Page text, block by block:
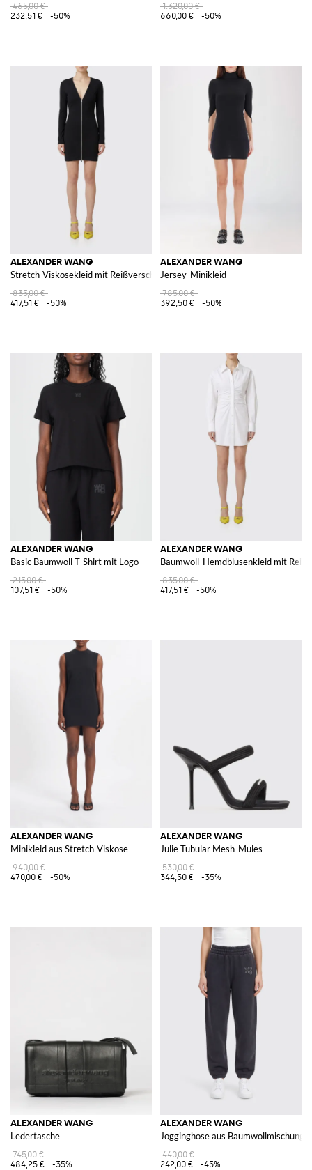
465,00 €
232,51 €
-50%
1.320,00 €
660,00 €
-50%
ALEXANDER WANG
Stretch-Viskosekleid mit Reißverschluss
835,00 €
417,51 €
-50%
ALEXANDER WANG
Jersey-Minikleid
785,00 €
392,50 €
-50%
ALEXANDER WANG
Basic Baumwoll T-Shirt mit Logo
215,00 €
107,51 €
-50%
ALEXANDER WANG
Baumwoll-Hemdblusenkleid mit
835,00 €
417,51 €
-50%
ALEXANDER WANG
Minikleid aus Stretch-Viskose
940,00 €
470,00 €
-50%
ALEXANDER WANG
Julie Tubular Mesh-Mules
530,00 €
344,50 €
-35%
ALEXANDER WANG
Ledertasche
745,00 €
484,25 €
-35%
ALEXANDER WANG
Jogginghose aus Baumwollmischung
440,00 €
242,00 €
-45%